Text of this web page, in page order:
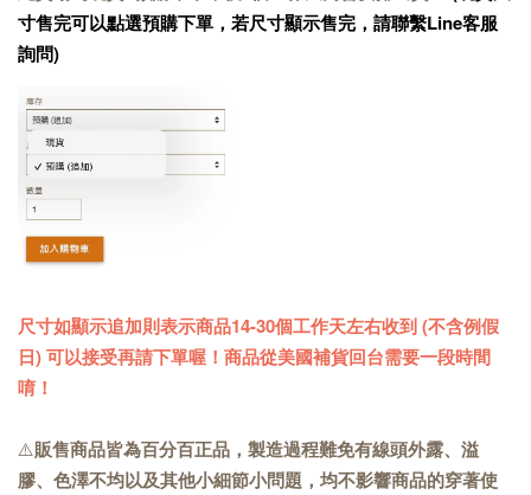
寸售完可以點選預購下單，若尺寸顯示售完，請聯繫Line客服
詢問)
尺寸如顯示追加則表示商品14-30個工作天左右收到 (不含例假
日) 可以接受再請下單喔！商品從美國補貨回台需要一段時間
唷！
⚠️販售商品皆為百分百正品，製造過程難免有線頭外露、溢
膠、色澤不均以及其他小細節小問題，均不影響商品的穿著使